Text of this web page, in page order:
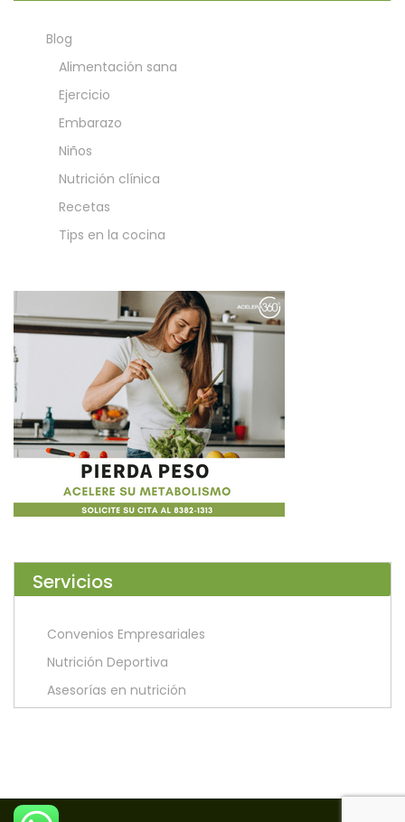
Blog
Alimentación sana
Ejercicio
Embarazo
Niños
Nutrición clínica
Recetas
Tips en la cocina
Servicios
Convenios Empresariales
Nutrición Deportiva
Asesorías en nutrición